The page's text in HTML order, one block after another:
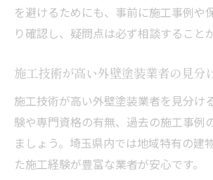
を避けるためにも、事前に施工事例や
り確認し、疑問点は必ず相談すること
施工技術が高い外壁塗装業者の見分
施工技術が高い外壁塗装業者を見分け
験や専門資格の有無、過去の施工事例
ましょう。埼玉県内では地域特有の建
た施工経験が豊富な業者が安心です。